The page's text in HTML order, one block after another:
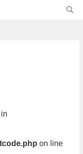
on line